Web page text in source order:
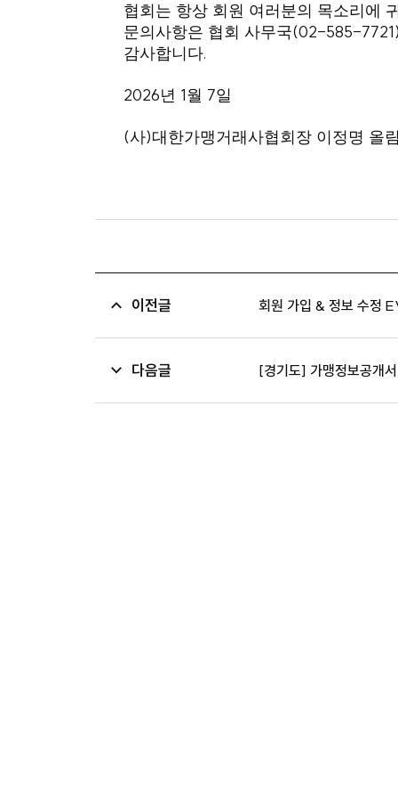
협회는 항상 회원 여러분의 목소리에
문의사항은 협회 사무국(02-585-
감사합니다.
2026년 1월 7일
(사)대한가맹거래사협회장 이정명 올
이전글 회원 가입 & 정보 수정
다음글 [경기도] 가맹정보공개